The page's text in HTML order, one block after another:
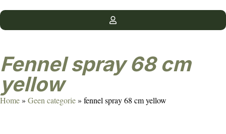
fennel spray 68 cm
yellow
Home» Geen categorie» fennel spray 68 cm yellow